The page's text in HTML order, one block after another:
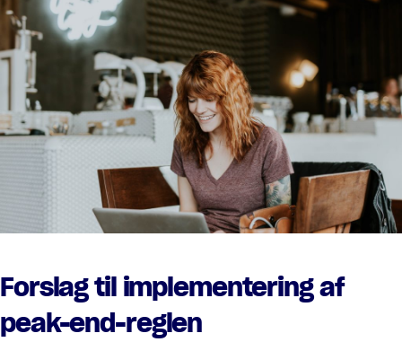
Forslag til implementering af
peak-end-reglen